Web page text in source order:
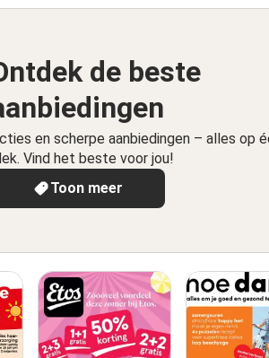
de beste
en scherpe aanbiedingen – alles op
Vind het beste voor jou!
Toon meer